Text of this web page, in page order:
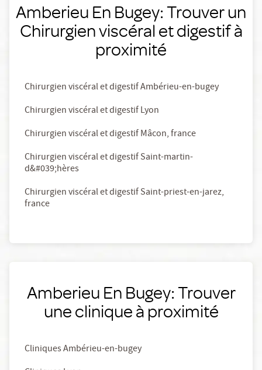
Amberieu En Bugey: Trouver un
Chirurgien viscéral et digestif à
proximité
Chirurgien viscéral et digestif Ambérieu-en-bugey
Chirurgien viscéral et digestif Lyon
Chirurgien viscéral et digestif Mâcon, france
Chirurgien viscéral et digestif Saint-martin-
d&#039;hères
Chirurgien viscéral et digestif Saint-priest-en-jarez,
france
Amberieu En Bugey: Trouver
une clinique à proximité
Cliniques Ambérieu-en-bugey